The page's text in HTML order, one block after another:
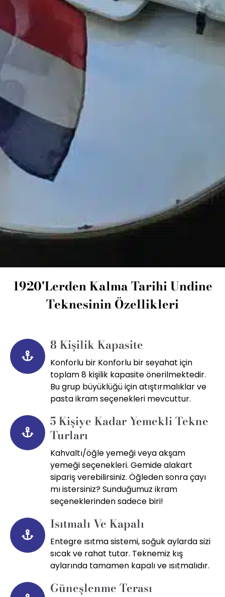
1920'lerden Kalma Tarihi Undine
Teknesinin Özellikleri
8 Kişilik Kapasite
Konforlu bir Konforlu bir seyahat için
toplam 8 kişilik kapasite önerilmektedir.
Bu grup büyüklüğü için atıştırmalıklar ve
pasta ikram seçenekleri mevcuttur.
5 Kişiye Kadar Yemekli Tekne
Turları
Kahvaltı/öğle yemeği veya akşam
yemeği seçenekleri. Gemide alakart
sipariş verebilirsiniz. Öğleden sonra çayı
mı istersiniz? Sunduğumuz ikram
seçeneklerinden sadece biri!
Isıtmalı Ve Kapalı
Entegre ısıtma sistemi, soğuk aylarda sizi
sıcak ve rahat tutar. Teknemiz kış
aylarında tamamen kapalı ve ısıtmalıdır.
Güneşlenme Terası